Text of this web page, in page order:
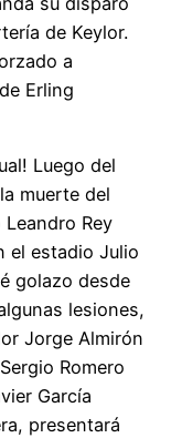
de Keylor.
a
Erling
Luego del
muerte del
Rey
el estadio Julio
golazo desde
lesiones,
Jorge Almirón
Romero
García
presentará